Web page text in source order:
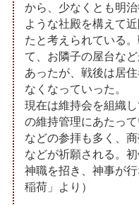
から、少なくとも明
ような社殿を構えて
たと考えられている
て、お隣子の屋台な
あったが、戦後は居
なくなっていった。
現在は維持会を組織
の維持管理にあたっ
などの参拝も多く、
などが祈願される。初
神職を招き、神事が
稲荷」より）